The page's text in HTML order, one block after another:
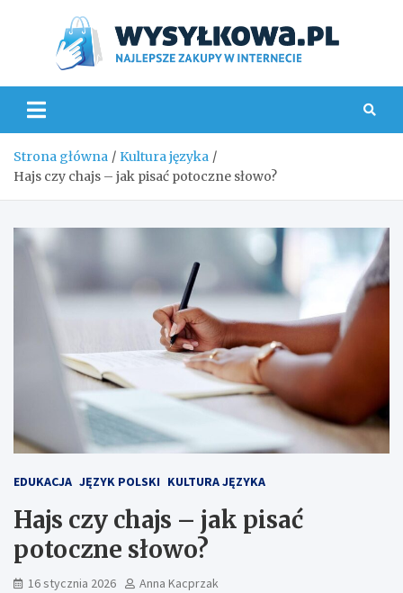
Strona główna
Kultura języka
Hajs czy chajs – jak pisać potoczne słowo?
EDUKACJA JĘZYK POLSKI KULTURA JĘZYKA
Hajs czy chajs – jak pisać
potoczne słowo?
16 stycznia 2026 Anna Kacprzak